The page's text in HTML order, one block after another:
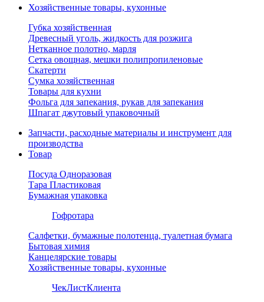
Хозяйственные товары, кухонные
Губка хозяйственная
Древесный уголь, жидкость для розжига
Нетканное полотно, марля
Сетка овощная, мешки полипропиленовые
Скатерти
Сумка хозяйственная
Товары для кухни
Фольга для запекания, рукав для запекания
Шпагат джутовый упаковочный
Запчасти, расходные материалы и инструмент для
производства
Товар
Посуда Одноразовая
Тара Пластиковая
Бумажная упаковка
Гофротара
Салфетки, бумажные полотенца, туалетная бумага
Бытовая химия
Канцелярские товары
Хозяйственные товары, кухонные
ЧекЛистКлиента